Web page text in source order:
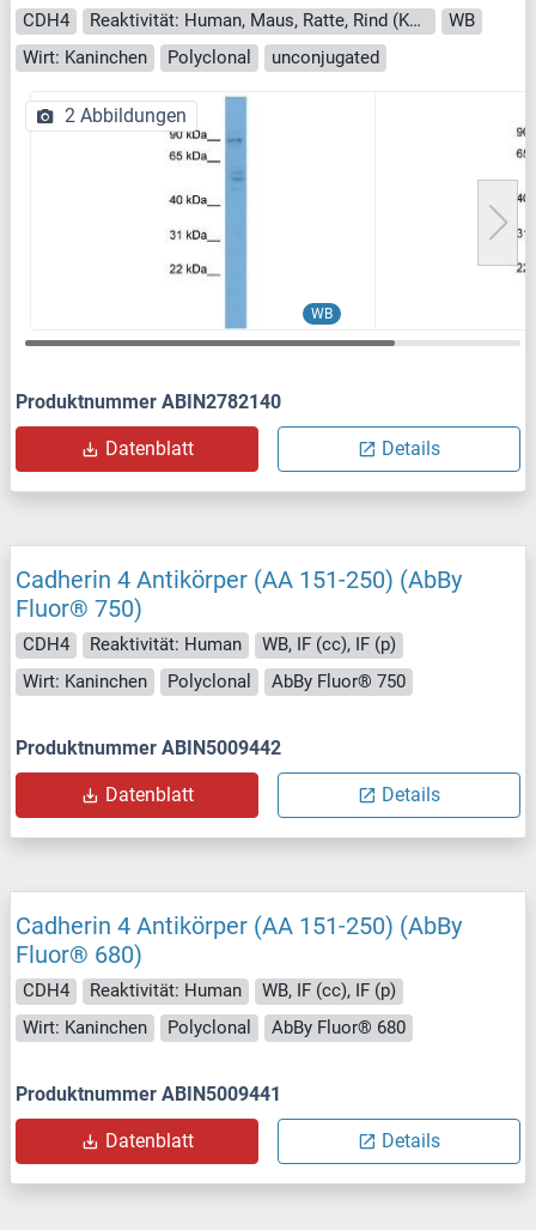
CDH4 Reaktivität: Human, Maus, Ratte, Rind (Kuh), Hund, Meerschweinchen, Pferd, Zebrafisch (Danio rerio)
WB
Wirt: Kaninchen
Polyclonal unconjugated
WB
2 Abbildungen
Produktnummer ABIN2782140
Datenblatt Details
Cadherin 4 Antikörper (AA 151-250) (AbBy
Fluor® 750)
CDH4 Reaktivität: Human
WB, IF (cc), IF (p)
Wirt: Kaninchen
Polyclonal AbBy Fluor® 750
Produktnummer ABIN5009442
Datenblatt Details
Cadherin 4 Antikörper (AA 151-250) (AbBy
Fluor® 680)
CDH4 Reaktivität: Human
WB, IF (cc), IF (p)
Wirt: Kaninchen
Polyclonal AbBy Fluor® 680
Produktnummer ABIN5009441
Datenblatt Details